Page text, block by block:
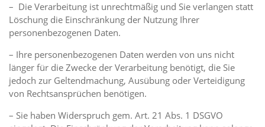
– Die Verarbeitung ist unrechtmäßig und Sie verlangen statt
Löschung die Einschränkung der Nutzung Ihrer
personenbezogenen Daten.
– Ihre personenbezogenen Daten werden von uns nicht
länger für die Zwecke der Verarbeitung benötigt, die Sie
jedoch zur Geltendmachung, Ausübung oder Verteidigung
von Rechtsansprüchen benötigen.
– Sie haben Widerspruch gem. Art. 21 Abs. 1 DSGVO